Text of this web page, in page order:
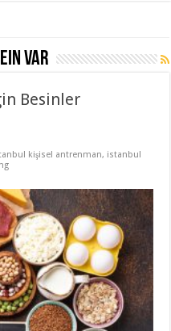
var
Besinler
kişisel antrenman, istanbul